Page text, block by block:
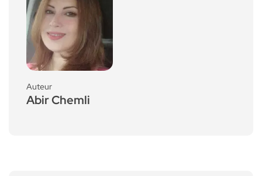
Auteur
Abir Chemli